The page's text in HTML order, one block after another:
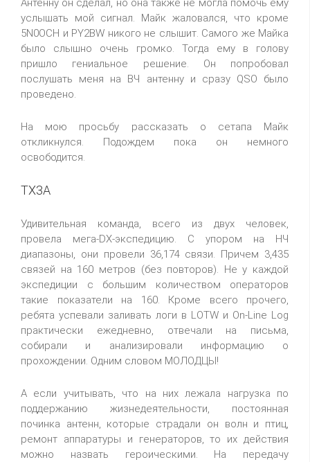
Антенну он сделал, но она также не могла помочь ему
услышать мой сигнал. Майк жаловался, что кроме
5N0OCH и PY2BW никого не слышит. Самого же Майка
было слышно очень громко. Тогда ему в голову
пришло гениальное решение. Он попробовал
послушать меня на ВЧ антенну и сразу QSO было
проведено.
На мою просьбу рассказать о сетапа Майк
откликнулся. Подождем пока он немного
освободится.
TX3A
Удивительная команда, всего из двух человек,
провела мега-DX-экспедицию. С упором на НЧ
диапазоны, они провели 36,174 связи. Причем 3,435
связей на 160 метров (без повторов). Не у каждой
экспедиции с большим количеством операторов
такие показатели на 160. Кроме всего прочего,
ребята успевали заливать логи в LOTW и On-Line Log
практически ежедневно, отвечали на письма,
собирали и анализировали информацию о
прохождении. Одним словом МОЛОДЦЫ!
А если учитывать, что на них лежала нагрузка по
поддержанию жизнедеятельности, постоянная
починка антенн, которые страдали он волн и птиц,
ремонт аппаратуры и генераторов, то их действия
можно назвать героическими. На передачу